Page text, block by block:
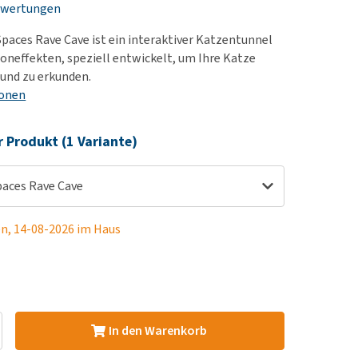
, Nieren- und
Fellprobleme und
bekomme ich meinen
ansehen
Rave Cave ist ein interaktiver Katzentunnel
speziell entwickelt, um Ihre Katze
zu erkunden.
Produkt (1 Variante)
Rave Cave
14-08-2026 im Haus
In den Warenkorb